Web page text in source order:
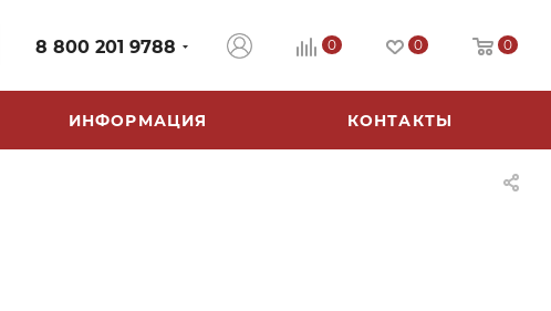
8 800 201 9788 0 0 0
ИНФОРМАЦИЯ КОНТАКТЫ